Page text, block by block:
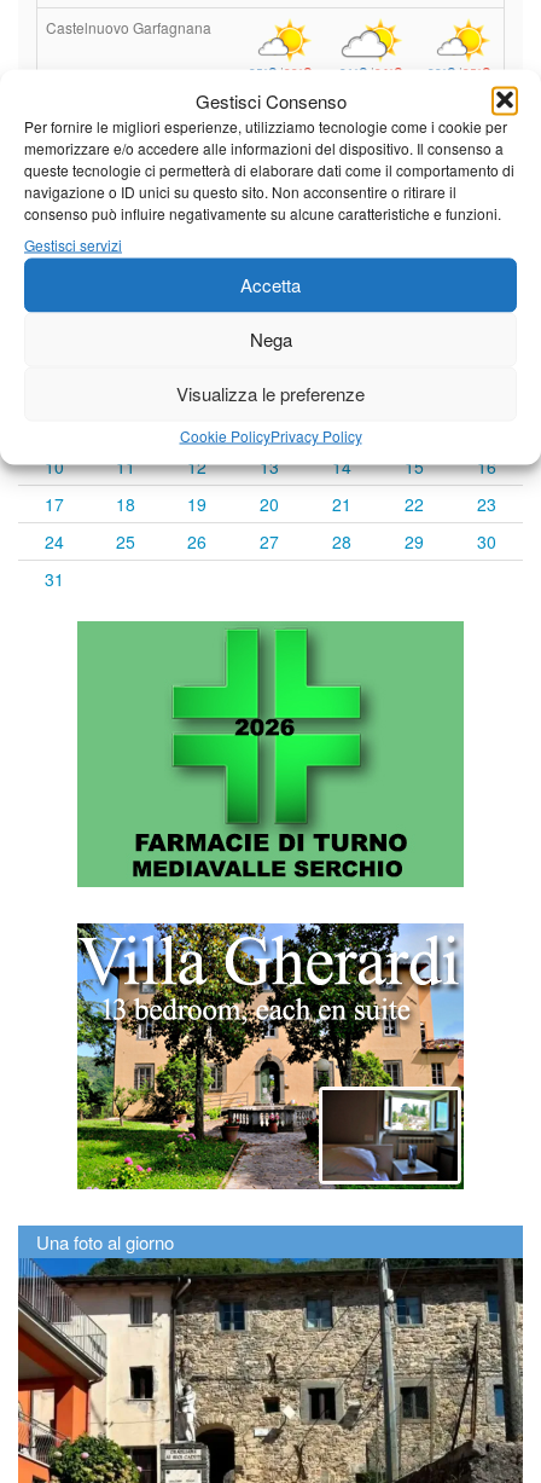
Gestisci Consenso
Per fornire le migliori esperienze, utilizziamo tecnologie come i cookie per
memorizzare e/o accedere alle informazioni del dispositivo. Il consenso a
queste tecnologie ci permetterà di elaborare dati come il comportamento di
navigazione o ID unici su questo sito. Non acconsentire o ritirare il
consenso può influire negativamente su alcune caratteristiche e funzioni.
Gestisci servizi
Accetta
Nega
Visualizza le preferenze
Cookie PolicyPrivacy Policy
Castelnuovo Garfagnana
25°C|33°C 21°C|34°C 22°C |35°C
Previsioni a cura di:
Calendario eventi
« Lug Agosto 2026
Set »
G
5 6 7
10
11 12 13 14 15
16
17
18 19 20 21 22
23
24
25 26 27 28 29
30
31
Una foto al giorno